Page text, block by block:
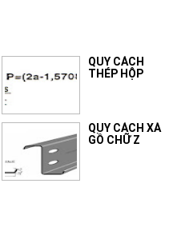
QUY CÁCH
THÉP HỘP
QUY CÁCH XÀ
GỒ CHỮ Z